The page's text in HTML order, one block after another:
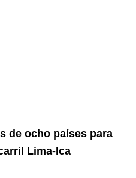
de ocho países para
Lima-Ica